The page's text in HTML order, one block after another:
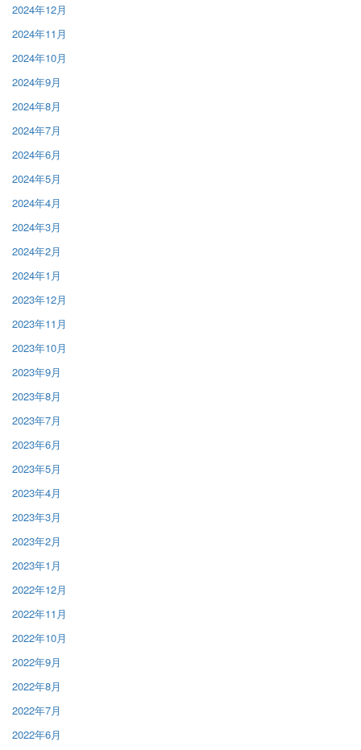
2024年12月
2024年11月
2024年10月
2024年9月
2024年8月
2024年7月
2024年6月
2024年5月
2024年4月
2024年3月
2024年2月
2024年1月
2023年12月
2023年11月
2023年10月
2023年9月
2023年8月
2023年7月
2023年6月
2023年5月
2023年4月
2023年3月
2023年2月
2023年1月
2022年12月
2022年11月
2022年10月
2022年9月
2022年8月
2022年7月
2022年6月